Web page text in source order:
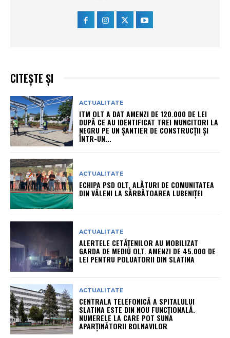
CITEȘTE ȘI
ACTUALITATE
ITM OLT A DAT AMENZI DE 120.000 DE LEI
DUPĂ CE AU IDENTIFICAT TREI MUNCITORI LA
NEGRU PE UN ȘANTIER DE CONSTRUCȚII ȘI
ÎNTR-UN...
ACTUALITATE
ECHIPA PSD OLT, ALĂTURI DE COMUNITATEA
DIN VĂLENI LA SĂRBĂTOAREA LUBENIȚEI
ACTUALITATE
ALERTELE CETĂȚENILOR AU MOBILIZAT
GARDA DE MEDIU OLT. AMENZI DE 45.000 DE
LEI PENTRU POLUATORII DIN SLATINA
ACTUALITATE
CENTRALA TELEFONICĂ A SPITALULUI
SLATINA ESTE DIN NOU FUNCȚIONALĂ.
NUMERELE LA CARE POT SUNA
APARȚINĂTORII BOLNAVILOR